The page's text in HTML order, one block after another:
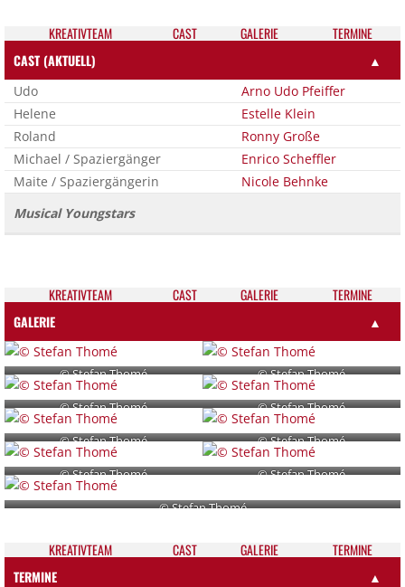
KREATIV­TEAM CAST GALE­RIE
TER­MI­NE
CAST (AKTUELL)
▲
Udo
Arno Udo Pfeiffer
Helene
Estelle Klein
Roland
Ronny Große
Michael / Spaziergänger
Enrico Scheffler
Maite / Spaziergängerin
Nicole Behnke
Musical Youngstars
KREATIV­TEAM CAST GALE­RIE
TER­MI­NE
GALERIE
▲
© Stefan Thomé © Stefan Thomé
© Stefan Thomé © Stefan Thomé
© Stefan Thomé © Stefan Thomé
© Stefan Thomé © Stefan Thomé
© Stefan Thomé
KREATIV­TEAM CAST GALE­RIE
TER­MI­NE
TERMINE
▲